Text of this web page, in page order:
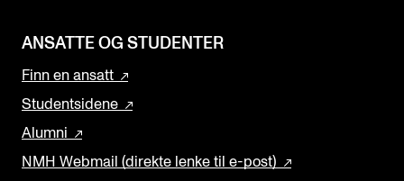
ANSATTE OG STUDENTER
Finn en ansatt
Studentsidene
Alumni
NMH Webmail (direkte lenke til e-post)